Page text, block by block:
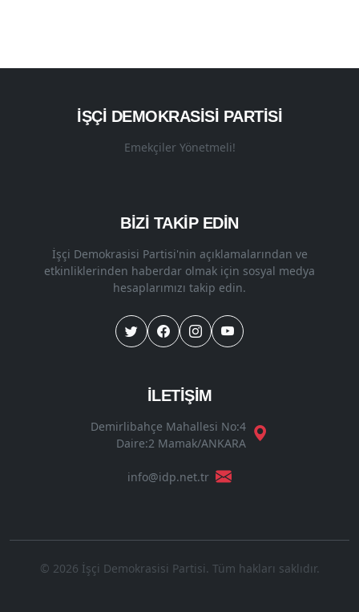
İŞÇI DEMOKRASISI PARTISI
Emekçiler Yönetmeli!
BİZİ TAKİP EDİN
İşçi Demokrasisi Partisi'nin açıklamalarından ve
etkinliklerinden haberdar olmak için sosyal medya
hesaplarımızı takip edin.
İLETİŞİM
Demirlibahçe Mahallesi No:4
Daire:2 Mamak/ANKARA
info@idp.net.tr
© 2026 İşçi Demokrasisi Partisi. Tüm hakları saklıdır.